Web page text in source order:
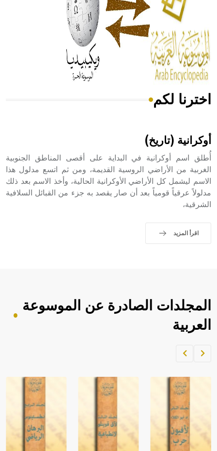
- هل تعلم أن المرجان إفراز حيواني يتكون في البحر ويتركب
من مادة كربونات الكلسيوم، وهو أحمر أو شديد الحمرة وهو
أجود أنواعه، ويمتاز بكبر الحجم ويسمى الش
هل تعلم أن الأبسيد كلمة فرنسية اللفظ تم اعتمادها مصطلحاً
- هل تعلم أن أبجر Abgar اسم معروف جيداً يعود إلى عدد من
الملوك الذين حكموا مدينة إديسا (الرها) من أبجر الأول وحتى
التاسع، وهم ينتسبون إلى أسرة أوسروين
اخترنا لكم
أوكرانية (تاريخ)
أُطلق اسم أوكرانية في البداية على أقصى المناطق الجنوبية
الغربية من الأراضي الروسية القديمة، ومن ثم اتسع مدلول هذا
الاسم ليشمل كل الأراضي الأوكرانية الحالية، وأخذ الاسم بعد ذلك
مدلولاً عرقياً قومياً بعد أن صار يقصد به جزء من القبائل السلافية
الشرقية،
اقرأ المزيد
المجلدات الصادرة عن الموسوعة
العربية